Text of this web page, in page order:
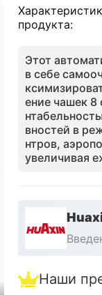
продукта:
Этот
в себе
ение чашек 8
вностей в
нтров,
увеличивая
Наши